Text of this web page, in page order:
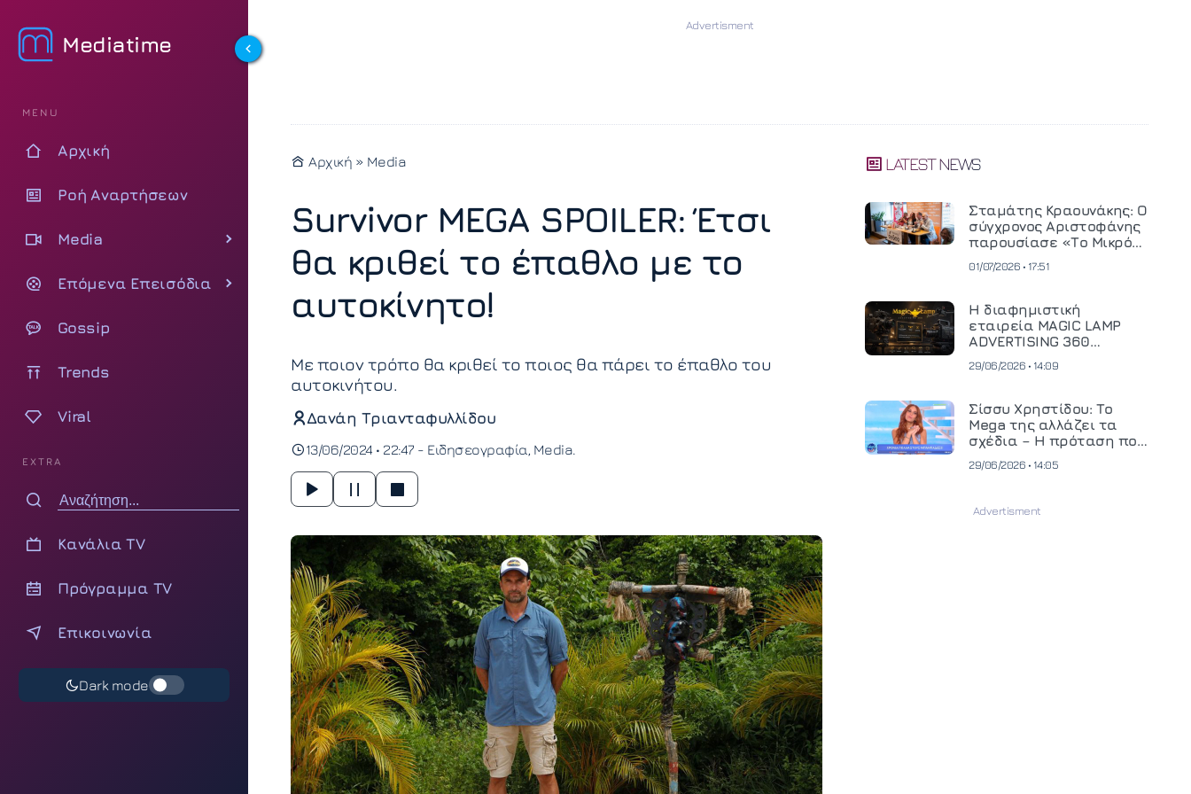
Mediatime
MENU
Αρχική
Ροή Αναρτήσεων
Media
Επόμενα Επεισόδια
Gossip
Trends
Viral
EXTRA
Κανάλια TV
Πρόγραμμα TV
Επικοινωνία
Dark mode
Αρχική » Media
Survivor MEGA SPOILER: Έτσι
θα κριθεί το έπαθλο με το
αυτοκίνητο!
Με ποιον τρόπο θα κριθεί το ποιος θα πάρει το έπαθλο του
αυτοκινήτου.
Δανάη Τριανταφυλλίδου
13/06/2024 • 22:47 - Ειδησεογραφία Media
LATEST NEWS
Σταμάτης Κραουνάκης: Ο
σύγχρονος Αριστοφάνης
παρουσίασε «Το Μικρό
01/07/2026 • 17:51
Η διαφημιστική
εταιρεία MAGIC LAMP
ADVERTISING 360
κινηματογραφική
και ανεβάζει τον πήχη
στην παραγωγή
οπτικοακουστικού
περιεχομένου
29/06/2026 • 14:09
Σίσσυ Χρηστίδου: Το
Mega της αλλάζει τα
σχέδια – Η πρόταση που
29/06/2026 • 14:05